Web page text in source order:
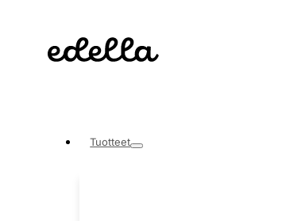
Tuotteet